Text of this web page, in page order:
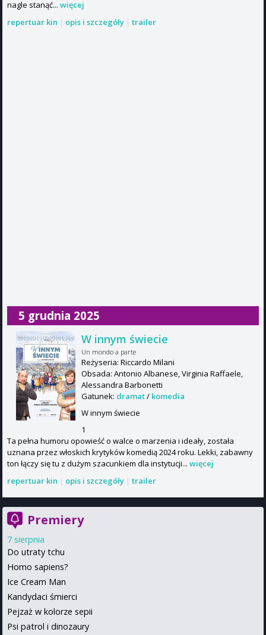
nagle stanąć... więcej
repertuar kin | opis i szczegóły | trailer
5 grudnia 2025
W innym świecie
Un mondo a parte
Reżyseria: Riccardo Milani
Obsada: Antonio Albanese, Virginia Raffaele,
Alessandra Barbonetti
Gatunek: dramat/ komedia
W innym świecie
1
Ta pełna humoru opowieść o walce o marzenia i ideały, została
uznana przez włoskich krytyków komedią 2024 roku. Lekki, zabawny
ton łączy się tu z dużym szacunkiem dla instytucji... więcej
repertuar kin | opis i szczegóły | trailer
Premiery
7 sierpnia
Do utraty tchu
Homo sapiens?
Ice Cream Man
Kandydaci śmierci
Pejzaż w kolorze sepii
Psi patrol i dinozaury